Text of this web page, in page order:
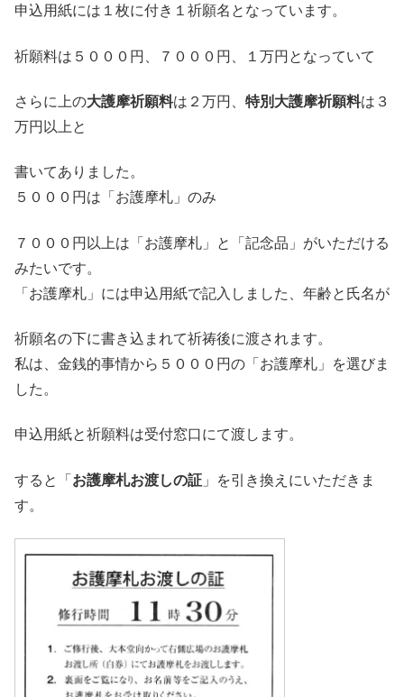
申込用紙には１枚に付き１祈願名となっています。
祈願料は５０００円、７０００円、１万円となっていて
さらに上の大護摩祈願料は２万円、 特別大護摩祈願料は３
万円以上と
書いてありました。
５０００円は「お護摩札」のみ
７０００円以上は「お護摩札」と「記念品」がいただける
みたいです。
「お護摩札」には申込用紙で記入しました、年齢と氏名が
祈願名の下に書き込まれて祈祷後に渡されます。
私は、金銭的事情から５０００円の「お護摩札」を選びま
した。
申込用紙と祈願料は受付窓口にて渡します。
すると「 お護摩札お渡しの証 」を引き換えにいただきま
す。